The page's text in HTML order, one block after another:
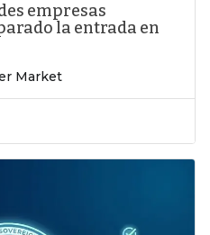
empresas
la entrada en
Market